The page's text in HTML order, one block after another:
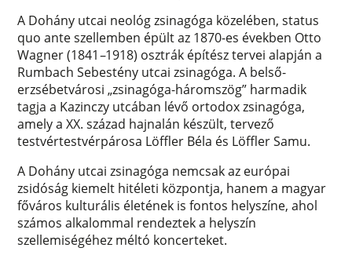
A Dohány utcai neológ zsinagóga közelében, status
quo ante szellemben épült az 1870-es években Otto
Wagner (1841–1918) osztrák építész tervei alapján a
Rumbach Sebestény utcai zsinagóga. A belső-
erzsébetvárosi „zsinagóga-háromszög” harmadik
tagja a Kazinczy utcában lévő ortodox zsinagóga,
amely a XX. század hajnalán készült, tervező
testvértestvérpárosa Löffler Béla és Löffler Samu.
A Dohány utcai zsinagóga nemcsak az európai
zsidóság kiemelt hitéleti központja, hanem a magyar
főváros kulturális életének is fontos helyszíne, ahol
számos alkalommal rendeztek a helyszín
szellemiségéhez méltó koncerteket.